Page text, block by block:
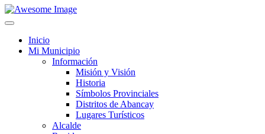
Inicio
Mi Municipio
Información
Misión y Visión
Historia
Símbolos Provinciales
Distritos de Abancay
Lugares Turísticos
Alcalde